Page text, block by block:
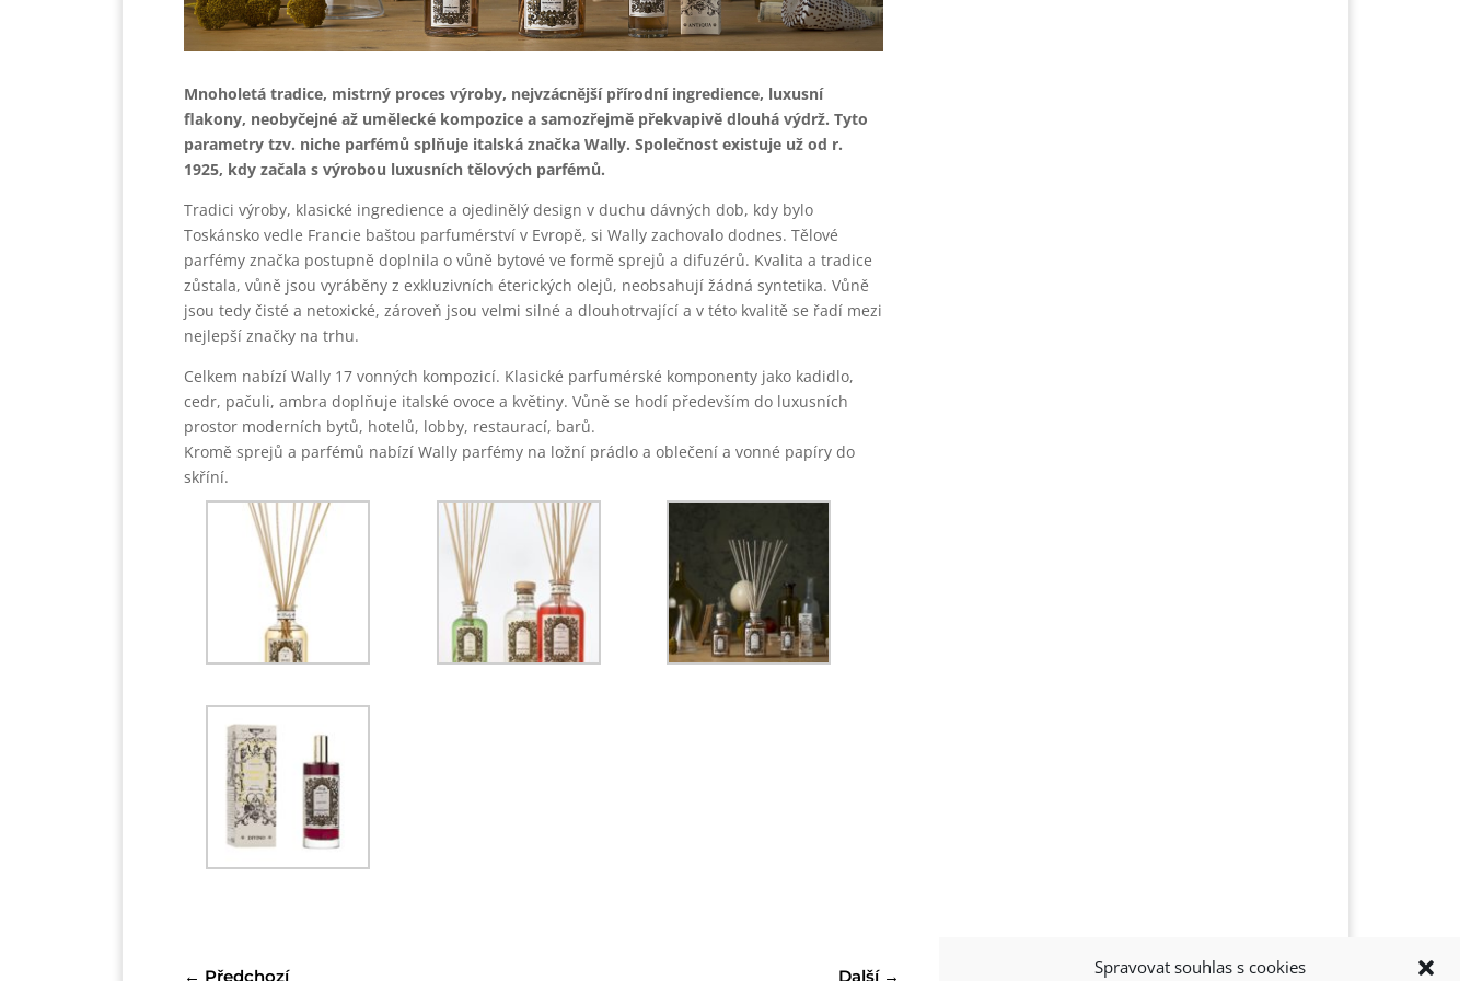
Spravovat souhlas s cookies
Mnoholetá tradice, mistrný proces výroby, nejvzácnější přírodní ingredience, luxusní
flakony, neobyčejné až umělecké kompozice a samozřejmě překvapivě dlouhá výdrž. Tyto
parametry tzv. niche parfémů splňuje italská značka Wally. Společnost existuje už od r.
1925, kdy začala s výrobou luxusních tělových parfémů.
Tradici výroby, klasické ingredience a ojedinělý design v duchu dávných dob, kdy bylo
Toskánsko vedle Francie baštou parfumérství v Evropě, si Wally zachovalo dodnes. Tělové
parfémy značka postupně doplnila o vůně bytové ve formě sprejů a difuzérů. Kvalita a tradice
zůstala, vůně jsou vyráběny z exkluzivních éterických olejů, neobsahují žádná syntetika. Vůně
jsou tedy čisté a netoxické, zároveň jsou velmi silné a dlouhotrvající a v této kvalitě se řadí mezi
nejlepší značky na trhu.
Celkem nabízí Wally 17 vonných kompozicí. Klasické parfumérské komponenty jako kadidlo,
cedr, pačuli, ambra doplňuje italské ovoce a květiny. Vůně se hodí především do luxusních
prostor moderních bytů, hotelů, lobby, restaurací, barů.
Kromě sprejů a parfémů nabízí Wally parfémy na ložní prádlo a oblečení a vonné papíry do
skříní.
← Předchozí Další→